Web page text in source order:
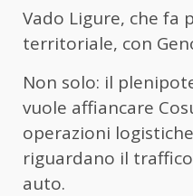
Vado Ligure, che fa
territoriale, con
Non solo: il
vuole affiancare
operazioni
riguardano il
auto.